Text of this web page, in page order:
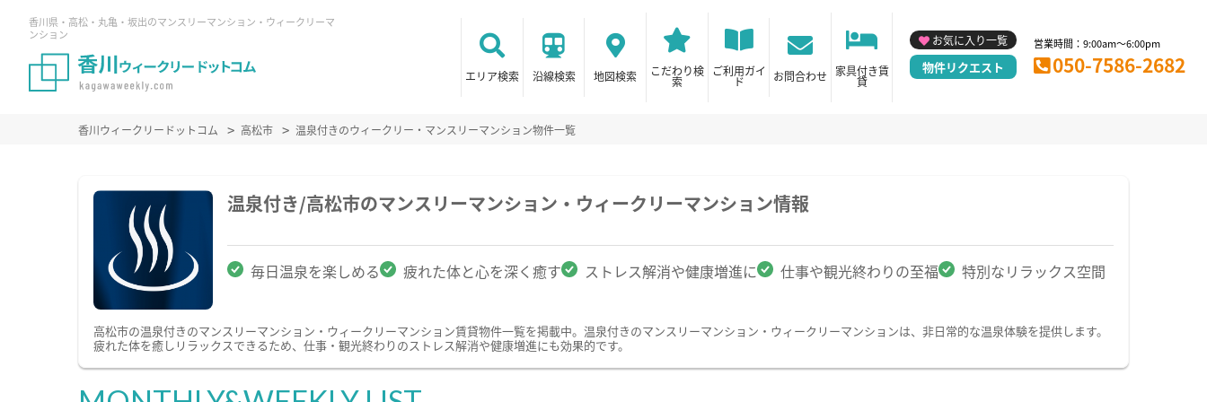
香川県・高松・丸亀・坂出のマンスリーマンション・ウィークリーマ
ンション
エリア検索 沿線検索 地図検索 こだわり検
索
ご利用ガイ
ド お問合わせ 家具付き賃
貸
お気に入り一覧
物件リクエスト
営業時間：9:00am～6:00pm
050-7586-2682
香川ウィークリードットコム 高松市 温泉付きのウィークリー・マンスリーマンション物件一覧
温泉付き/高松市のマンスリーマンション・ウィークリーマンション情報
毎日温泉を楽しめる 疲れた体と心を深く癒す ストレス解消や健康増進に 仕事や観光終わりの至福 特別なリラックス空間
高松市の温泉付きのマンスリーマンション・ウィークリーマンション賃貸物件一覧を掲載中。温泉付きのマンスリーマンション・ウィークリーマンションは、非日常的な温泉体験を提供します。
疲れた体を癒しリラックスできるため、仕事・観光終わりのストレス解消や健康増進にも効果的です。